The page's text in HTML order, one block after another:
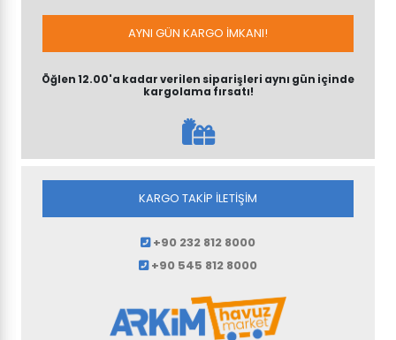
AYNI GÜN KARGO İMKANI!
Öğlen 12.00'a kadar verilen siparişleri aynı gün içinde
kargolama fırsatı!
KARGO TAKİP İLETİŞİM
+90 232 812 8000
+90 545 812 8000